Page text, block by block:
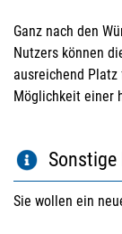
Ganz nach den
Nutzers können
ausreichend
Möglichkeit einer
Sie wollen ein